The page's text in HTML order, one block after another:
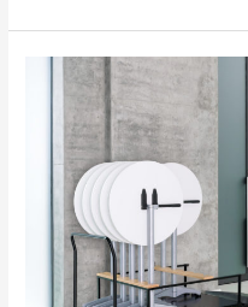
Funktionale
Stehtische
Events